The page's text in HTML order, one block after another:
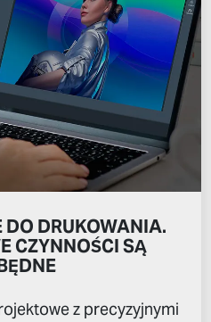
DO DRUKOWANIA.
CZYNNOŚCI SĄ
z precyzyjnymi